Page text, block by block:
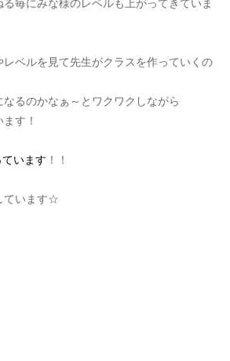
ベルを見て先生がクラスを作っていくの
るのかなぁ～とワクワクしながら
す！
います ！！
ています☆